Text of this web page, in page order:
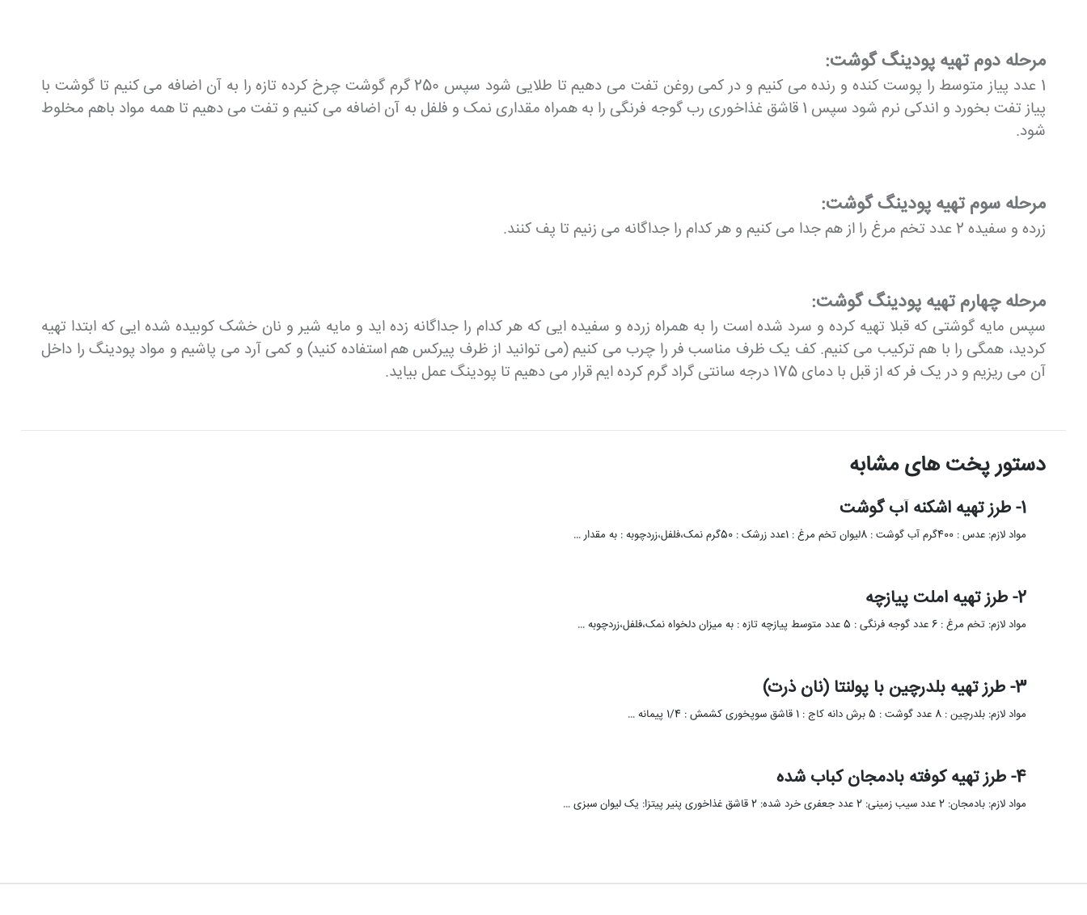
مرحله دوم تهیه پودینگ گوشت:
1 عدد پیاز متوسط را پوست کنده و رنده می کنیم و در کمی روغن تفت می دهیم تا طلایی شود سپس 250 گرم گوشت چرخ کرده تازه را به آن اضافه می کنیم تا گوشت با
پیاز تفت بخورد و اندکی نرم شود سپس 1 قاشق غذاخوری رب گوجه فرنگی را به همراه مقداری نمک و فلفل به آن اضافه می کنیم و تفت می دهیم تا همه مواد باهم مخلوط
شود.
مرحله سوم تهیه پودینگ گوشت:
زرده و سفیده 2 عدد تخم مرغ را از هم جدا می کنیم و هر کدام را جداگانه می زنیم تا پف کنند.
مرحله چهارم تهیه پودینگ گوشت:
سپس مایه گوشتی که قبلا تهیه کرده و سرد شده است را به همراه زرده و سفیده ایی که هر کدام را جداگانه زده اید و مایه شیر و نان خشک کوبیده شده ایی که ابتدا تهیه
کردید، همگی را با هم ترکیب می کنیم. کف یک ظرف مناسب فر را چرب می کنیم (می توانید از ظرف پیرکس هم استفاده کنید) و کمی آرد می پاشیم و مواد پودینگ را داخل
آن می ریزیم و در یک فر که از قبل با دمای 175 درجه سانتی گراد گرم کرده ایم قرار می دهیم تا پودینگ عمل بیاید.
دستور پخت های مشابه
1- طرز تهیه اشکنه آب گوشت
مواد لازم: عدس : 400گرم آب گوشت : 8لیوان تخم مرغ : 1عدد زرشک : 50گرم نمک،فلفل،زردچوبه : به مقدار …
2- طرز تهیه املت پیازچه
مواد لازم: تخم مرغ : 6 عدد گوجه فرنگی : 5 عدد متوسط پیازچه تازه : به میزان دلخواه نمک،فلفل،زردچوبه …
3- طرز تهیه بلدرچین با پولنتا (نان ذرت)
مواد لازم: بلدرچین : 8 عدد گوشت : 5 برش دانه کاج : 1 قاشق سوپخوری کشمش : 1/4 پیمانه …
4- طرز تهیه کوفته بادمجان کباب شده
مواد لازم: بادمجان: 2 عدد سیب زمینی: 2 عدد جعفری خرد شده: 2 قاشق غذاخوری پنیر پیتزا: یک لیوان سبزی …